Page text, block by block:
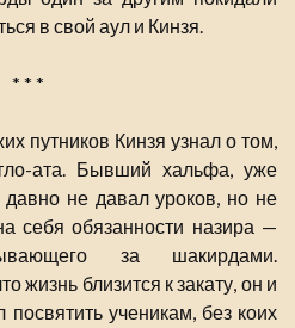
в свой аул и Кинзя.
* * *
путников Кинзя узнал о том,
ата. Бывший хальфа, уже
давно не давал уроков, но не
себя обязанности назира —
за шакирдами.
жизнь близится к закату, он и
посвятить ученикам, без коих